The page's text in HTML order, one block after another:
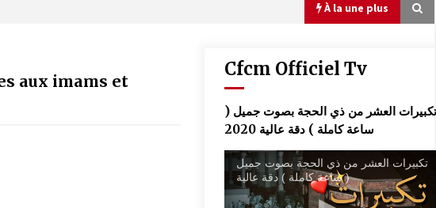
À la une plus
est le jour de l’Aïd El Fitr
10 mars 2026
2026
COMMUNIQUÉ :
aux imams et
Cfcm Officiel Tv
تكبيرات العشر من ذي الحجة بصوت جميل (
ساعة كاملة ) دقة عالية 2020
تكبيرات العشر من ذي الحجة بصوت جميل
( ساعة كاملة ) دقة عالية